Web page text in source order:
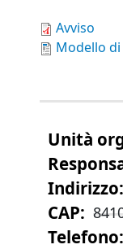
Avviso
Modello
Unità
Indirizzo
CAP
Telefono